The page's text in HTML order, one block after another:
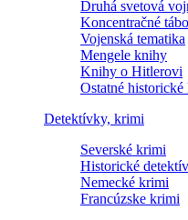
Druhá svetová
Koncentračné
Vojenská tematika
Mengele knihy
Knihy o Hitlerovi
Ostatné
Detektívky, krimi
Severské krimi
Historické
Nemecké krimi
Francúzske krimi